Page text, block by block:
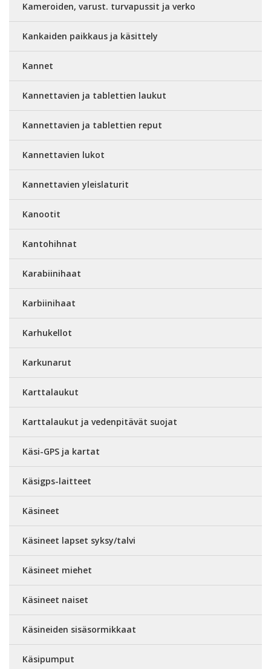
Kameroiden, varust. turvapussit ja verko
Kankaiden paikkaus ja käsittely
Kannet
Kannettavien ja tablettien laukut
Kannettavien ja tablettien reput
Kannettavien lukot
Kannettavien yleislaturit
Kanootit
Kantohihnat
Karabiinihaat
Karbiinihaat
Karhukellot
Karkunarut
Karttalaukut
Karttalaukut ja vedenpitävät suojat
Käsi-GPS ja kartat
Käsigps-laitteet
Käsineet
Käsineet lapset syksy/talvi
Käsineet miehet
Käsineet naiset
Käsineiden sisäsormikkaat
Käsipumput